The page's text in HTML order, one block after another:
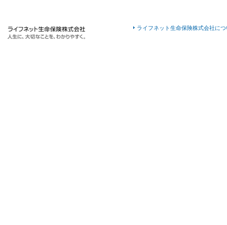
ライフネット生命保険株式会社に